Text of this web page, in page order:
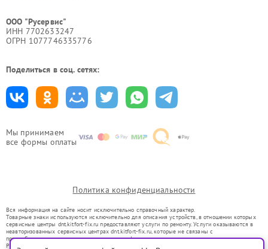
Мы принимаем
все формы оплаты
ООО "Русервис"
ИНН 7702633247
ОГРН 1077746335776
Поделиться в соц. сетях:
Политика конфиденциальности
Вся информация на сайте носит исключительно справочный характер.
Товарные знаки используются исключительно для описания устройств, в отношении которых
сервисные центры dnt.kitfort-fix.ru предоставляют услуги по ремонту. Услуги оказываются в
неавторизованных сервисных центрах dnt.kitfort-fix.ru, которые не связаны с
правообладателями товарных знаков или их официальными представителями.
Ремонт осуществляется для устройств, уже введенных в гражданский оборот в соответствии